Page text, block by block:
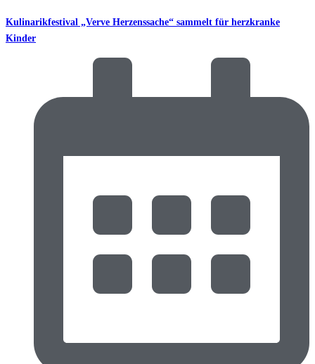
Kulinarikfestival „Verve Herzenssache“ sammelt für herzkranke
Kinder